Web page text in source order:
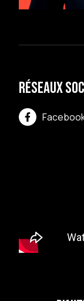
Réseaux